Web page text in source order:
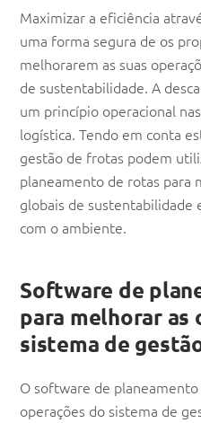
Maximizar a eficiência
uma forma segura de os
melhorarem as suas
de sustentabilidade. A
um princípio operacional
logística. Tendo em conta
gestão de frotas podem
planeamento de rotas para
globais de sustentabilidade
com o ambiente.
Software de
para melhorar as
sistema de
O software de
operações do sistema de